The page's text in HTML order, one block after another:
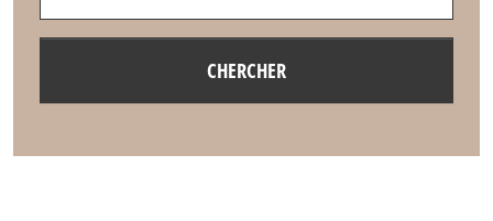
CHERCHER